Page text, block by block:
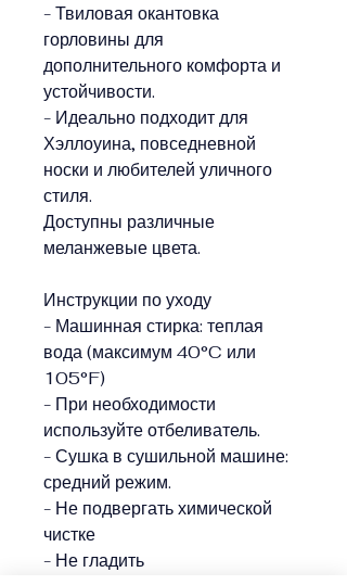
- Твиловая окантовка
горловины для
дополнительного комфорта и
устойчивости.
- Идеально подходит для
Хэллоуина, повседневной
носки и любителей уличного
стиля.
Доступны различные
меланжевые цвета.
Инструкции по уходу
- Машинная стирка: теплая
вода (максимум 40°C или
105°F)
- При необходимости
используйте отбеливатель.
- Сушка в сушильной машине:
средний режим.
- Не подвергать химической
чистке
- Не гладить